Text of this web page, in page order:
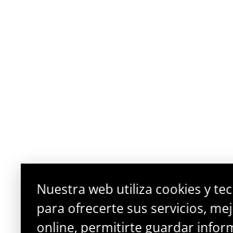
Nuestra web utiliza cookies y
para ofrecerte sus servicios,
online, permitirte guardar